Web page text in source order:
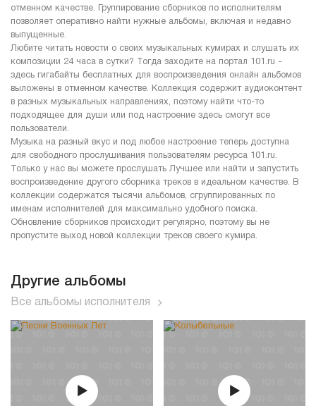
отменном качестве. Группирование сборников по исполнителям
позволяет оперативно найти нужные альбомы, включая и недавно
выпущенные.
Любите читать новости о своих музыкальных кумирах и слушать их
композиции 24 часа в сутки? Тогда заходите на портал 101.ru -
здесь гигабайты бесплатных для воспроизведения онлайн альбомов
выложены в отменном качестве. Коллекция содержит аудиоконтент
в разных музыкальных направлениях, поэтому найти что-то
подходящее для души или под настроение здесь смогут все
пользователи.
Музыка на разный вкус и под любое настроение теперь доступна
для свободного прослушивания пользователям ресурса 101.ru.
Только у нас вы можете прослушать Лучшее или найти и запустить
воспроизведение другого сборника треков в идеальном качестве. В
коллекции содержатся тысячи альбомов, сгруппированных по
именам исполнителей для максимально удобного поиска.
Обновление сборников происходит регулярно, поэтому вы не
пропустите выход новой коллекции треков своего кумира.
Другие альбомы
Все альбомы исполнителя